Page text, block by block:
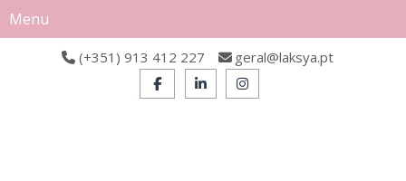
Menu
(+351) 913 412 227 geral@laksya.pt